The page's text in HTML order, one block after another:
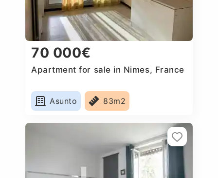
70 000€
Apartment for sale in Nimes, France
Asunto 83m2